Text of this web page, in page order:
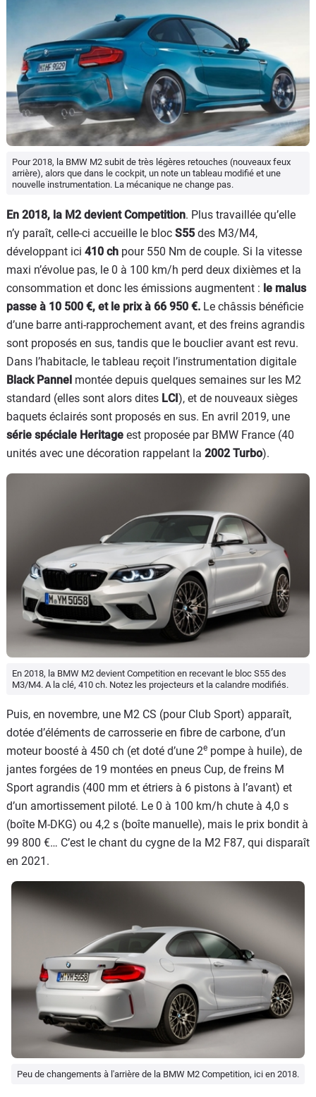
Pour 2018, la BMW M2 subit de très légères retouches (nouveaux feux
arrière), alors que dans le cockpit, un note un tableau modifié et une
nouvelle instrumentation. La mécanique ne change pas.
En 2018, la M2 devient Competition. Plus travaillée qu’elle
n’y paraît, celle-ci accueille le bloc S55 des M3/M4,
développant ici 410 ch pour 550 Nm de couple. Si la vitesse
maxi n’évolue pas, le 0 à 100 km/h perd deux dixièmes et la
consommation et donc les émissions augmentent : le malus
passe à 10 500 €, et le prix à 66 950 €. Le châssis bénéficie
d’une barre anti-rapprochement avant, et des freins agrandis
sont proposés en sus, tandis que le bouclier avant est revu.
Dans l’habitacle, le tableau reçoit l’instrumentation digitale
Black Pannel montée depuis quelques semaines sur les M2
standard (elles sont alors dites LCI), et de nouveaux sièges
baquets éclairés sont proposés en sus. En avril 2019, une
série spéciale Heritage est proposée par BMW France (40
unités avec une décoration rappelant la 2002 Turbo).
En 2018, la BMW M2 devient Competition en recevant le bloc S55 des
M3/M4. A la clé, 410 ch. Notez les projecteurs et la calandre modifiés.
Puis, en novembre, une M2 CS (pour Club Sport) apparaît,
dotée d’éléments de carrosserie en fibre de carbone, d’un
moteur boosté à 450 ch (et doté d’une 2e pompe à huile), de
jantes forgées de 19 montées en pneus Cup, de freins M
Sport agrandis (400 mm et étriers à 6 pistons à l’avant) et
d’un amortissement piloté. Le 0 à 100 km/h chute à 4,0 s
(boîte M-DKG) ou 4,2 s (boîte manuelle), mais le prix bondit à
99 800 €… C’est le chant du cygne de la M2 F87, qui disparaît
en 2021.
Peu de changements à l'arrière de la BMW M2 Competition, ici en 2018.